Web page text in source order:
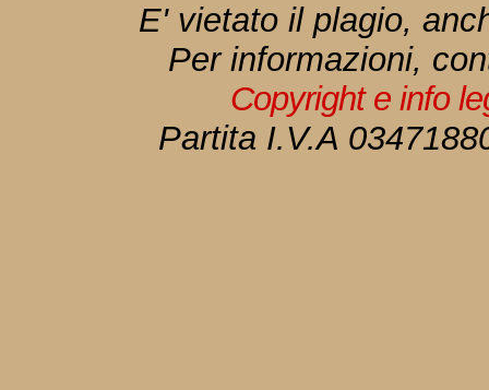
E' vietato il plagio,
Per informazioni,
Copyright e info
Partita I.V.A